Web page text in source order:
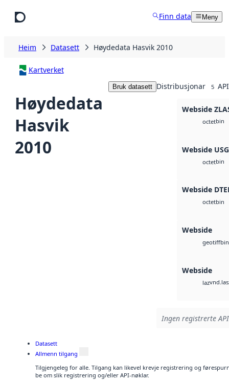
Finn data Meny
Heim Datasett Høydedata Hasvik 2010
Kartverket
Høydedata
Hasvik
2010
Bruk datasett Distribusjonar 5
Webside
octetbin
Webside
octetbin
Webside
octetbin
Webside
geotiffbin
Webside
laz
Ingen registrerte
Datasett
Allmenn tilgang
Tilgjengeleg for alle. Tilgang kan likevel krevje registrering og
be om slik registrering og/eller API-nøklar.